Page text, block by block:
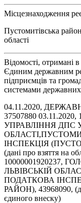
Місцезнаходження
Пустомитівська
області
Відомості, отримані
Єдиним державним
підприємців та
системами державних
04.11.2020,
37507880
УПРАВЛІННЯ ДПС
ІНСПЕКЦІЯ
(дані про взяття на
10000001920237,
ЛЬВІВСЬКІЙ
ПОДАТКОВА
РАЙОН), 43968090,
єдиного внеску)